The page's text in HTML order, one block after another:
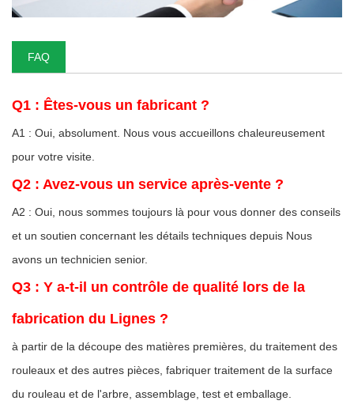
FAQ
Q1 : Êtes-vous un fabricant ?
A1 : Oui, absolument. Nous vous accueillons chaleureusement
pour votre visite.
Q2 : Avez-vous un service après-vente ?
A2 : Oui, nous sommes toujours là pour vous donner des conseils
et un soutien concernant les détails techniques depuis Nous
avons un technicien senior.
Q3 : Y a-t-il un contrôle de qualité lors de la
fabrication du Lignes ?
à partir de la découpe des matières premières, du traitement des
rouleaux et des autres pièces, fabriquer traitement de la surface
du rouleau et de l'arbre, assemblage, test et emballage.